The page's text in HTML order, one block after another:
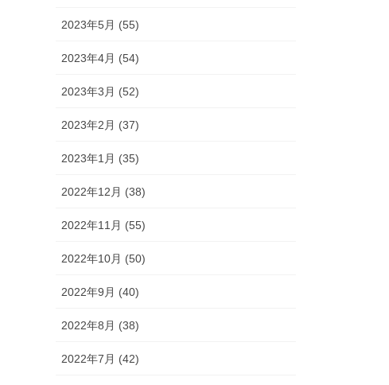
2023年5月 (55)
2023年4月 (54)
2023年3月 (52)
2023年2月 (37)
2023年1月 (35)
2022年12月 (38)
2022年11月 (55)
2022年10月 (50)
2022年9月 (40)
2022年8月 (38)
2022年7月 (42)